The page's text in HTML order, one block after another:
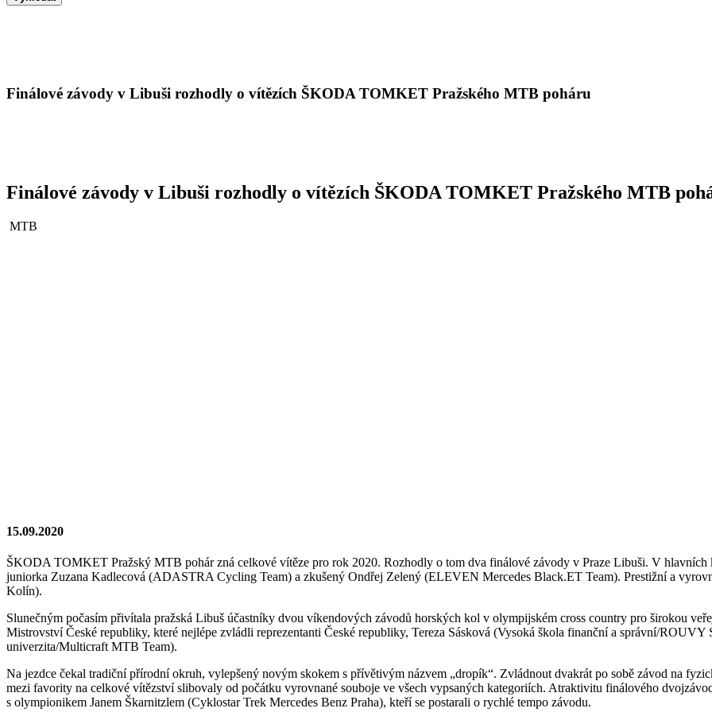
Finálové závody v Libuši rozhodly o vítězích ŠKODA TOMKET Pražského MTB poháru
Finálové závody v Libuši rozhodly o vítězích ŠKODA TOMKET Pražského MTB
MTB
15.09.2020
ŠKODA TOMKET Pražský MTB pohár zná celkové vítěze pro rok 2020. Rozhodly o tom dva finálové závody v Praze Libuši. V hlavních
juniorka Zuzana Kadlecová (ADASTRA Cycling Team) a zkušený Ondřej Zelený (ELEVEN Mercedes Black.ET Team). Prestižní a
Kolín).
Slunečným počasím přivítala pražská Libuš účastníky dvou víkendových závodů horských kol v olympijském cross country pro širokou
Mistrovství České republiky, které nejlépe zvládli reprezentanti České republiky, Tereza Sásková (Vysoká škola finanční a správní/
univerzita/Multicraft MTB Team).
Na jezdce čekal tradiční přírodní okruh, vylepšený novým skokem s přívětivým názvem „dropík“. Zvládnout dvakrát po sobě závod na
mezi favority na celkové vítězství slibovaly od počátku vyrovnané souboje ve všech vypsaných kategoriích. Atraktivitu finálového
s olympionikem Janem Škarnitzlem (Cyklostar Trek Mercedes Benz Praha), kteří se postarali o rychlé tempo závodu.